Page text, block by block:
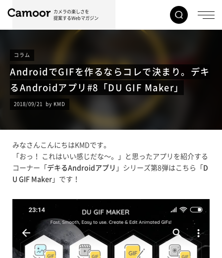
カメラの楽しさを
提案するWebマガジン
コラム
AndroidでGIFを作るならコレで決まり。デキ
るAndroidアプリ#8「DU GIF Maker」
2018/09/21 by KMD
みなさんこんにちはKMDです。
「おっ！ これはいい感じだな〜。」と思ったアプリを紹介する
コーナー「 デキるAndroidアプリ 」シリーズ第8弾はこちら「 D
U GIF Maker 」です！